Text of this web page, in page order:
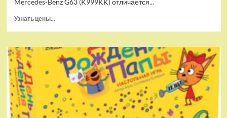
Mercedes-Benz G63 (K999KK) отличается...
Узнать цены...
Детский
электромобиль
RiverToys
Mercedes-
Benz
G63
(Mercedes-
AMG-